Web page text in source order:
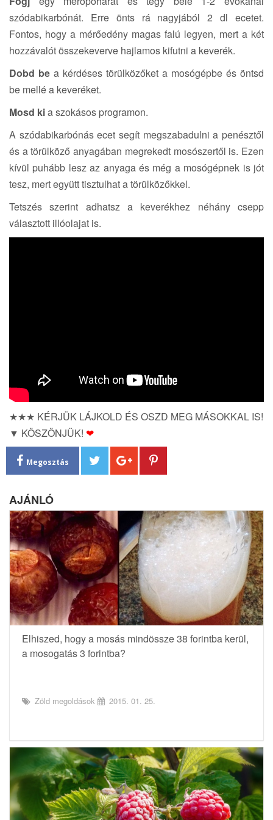
szódabikarbónát. Erre önts rá nagyjából 2 dl ecetet.
Fontos, hogy a mérőedény magas falú legyen, mert a két
hozzávalót összekeverve hajlamos kifutni a keverék.
Dobd be a kérdéses törülközőket a mosógépbe és öntsd
be mellé a keveréket.
Mosd kia szokásos programon.
A szódabikarbónás ecet segít megszabadulni a penésztől
és a törülköző anyagában megrekedt mosószertől is. Ezen
kívül puhább lesz az anyaga és még a mosógépnek is jót
tesz, mert együtt tisztulhat a törülközőkkel.
Tetszés szerint adhatsz a keverékhez néhány csepp
választott illóolajat is.
★★★ KÉRJÜK LÁJKOLD ÉS OSZD MEG MÁSOKKAL IS!
▼ KÖSZÖNJÜK! ❤
Megosztás
AJÁNLÓ
Elhiszed, hogy a mosás mindössze 38 forintba kerül,
a mosogatás 3 forintba?
Zöld megoldások 2015. 01. 25.